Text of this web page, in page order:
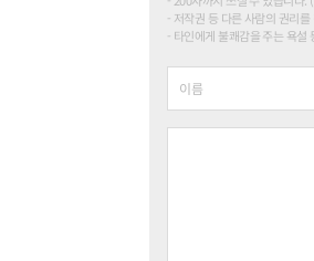
저작권 등 다른 사람의 권리
타인에게 불쾌감을 주는 욕설